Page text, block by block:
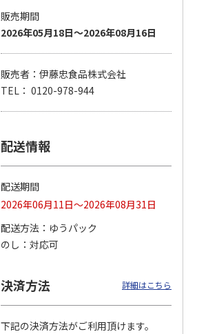
＜お中元＞玄海 壱
3,960円
(送料・税込) (送料・税込)
販売期間
2026年05月18日～2026年08月16日
販売者：伊藤忠食品株式会社
TEL： 0120-978-944
配送情報
配送期間
2026年06月11日～2026年08月31日
配送方法
ゆうパック
のし
対応可
決済方法 詳細はこちら
下記の決済方法がご利用頂けます。